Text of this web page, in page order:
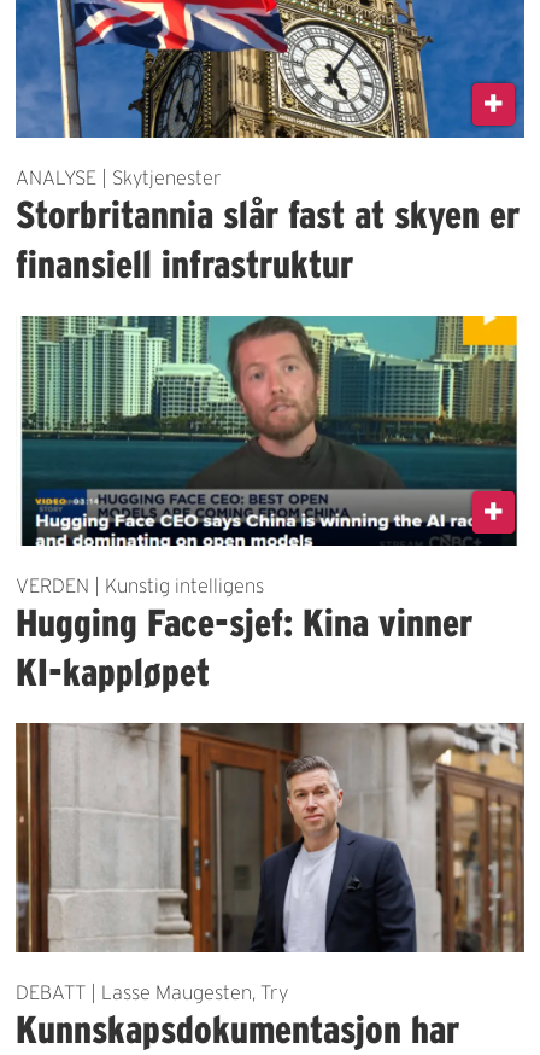
ANALYSE | Skytjenester
Storbritannia slår fast at skyen er
finansiell infrastruktur
VERDEN | Kunstig intelligens
Hugging Face-sjef: Kina vinner
KI-kappløpet
DEBATT | Lasse Maugesten, Try
Kunnskapsdokumentasjon har